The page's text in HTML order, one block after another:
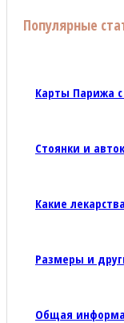
Популярные
Карты Парижа
Стоянки и
Какие
Размеры и
Общая